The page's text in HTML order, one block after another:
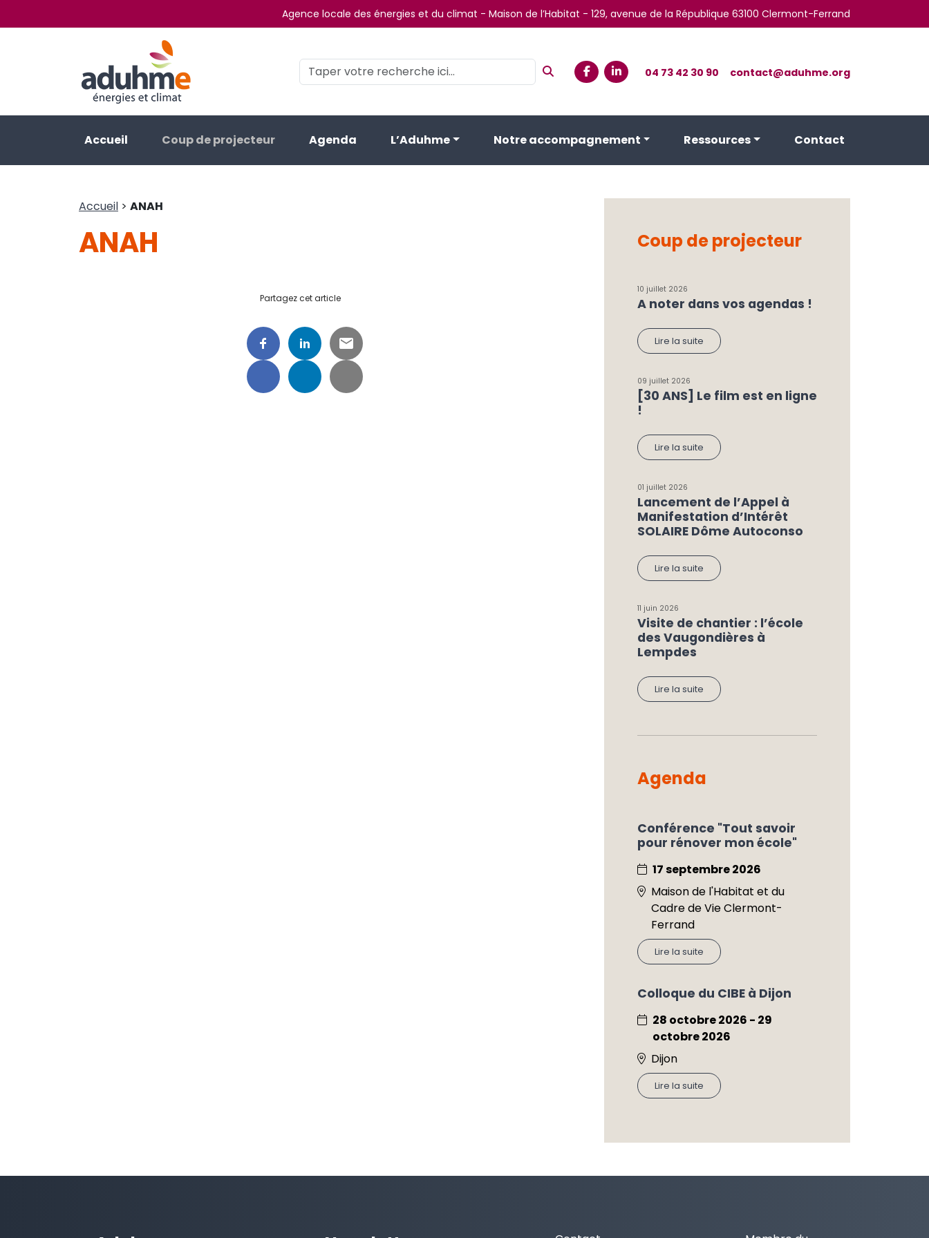
Agence locale des énergies et du climat - Maison de l’Habitat - 129, avenue de la République 63100 Clermont-Ferrand
04 73 42 30 90 contact@aduhme.org
Accueil Coup de projecteur Agenda L’Aduhme Notre accompagnement Ressources Contact
Accueil > ANAH
ANAH
Partagez cet article
Coup de projecteur
10 juillet 2026
A noter dans vos agendas !
Lire la suite
09 juillet 2026
[30 ANS] Le film est en ligne
!
Lire la suite
01 juillet 2026
Lancement de l’Appel à
Manifestation d’Intérêt
SOLAIRE Dôme Autoconso
Lire la suite
11 juin 2026
Visite de chantier : l’école
des Vaugondières à
Lempdes
Lire la suite
Agenda
Conférence "Tout savoir
pour rénover mon école"
17 septembre 2026
Maison de l'Habitat et du
Cadre de Vie Clermont-
Ferrand
Lire la suite
Colloque du CIBE à Dijon
28 octobre 2026 - 29
octobre 2026
Dijon
Lire la suite